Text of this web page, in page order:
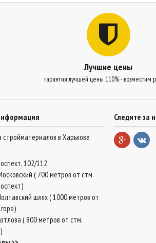
Лучшие цены
гарантия лучшей цены 110% - возместим
стройматериалов в Харькове
102/112
( 700 метров от стм.
шлях ( 1000 метров от
( 800 метров от стм.
Следите за